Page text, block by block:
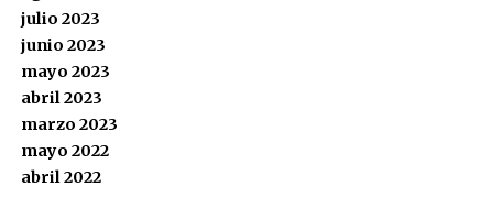
julio 2023
junio 2023
mayo 2023
abril 2023
marzo 2023
mayo 2022
abril 2022